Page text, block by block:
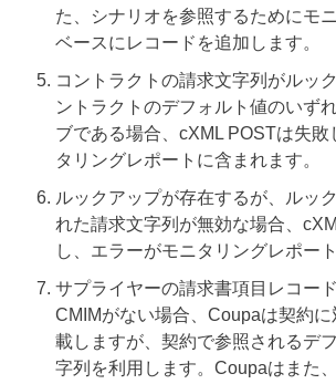
た、シナリオを参照するためにモ
ベースにレコードを追加します。
コントラクトの請求文字列がルッ
ントラクトのデフォルト値のいず
ブである場合、cXML POSTは失敗
タリングレポートに含まれます。
ルックアップが存在するが、ルッ
れた請求文字列が無効な場合、
し、エラーがモニタリングレポー
サプライヤーの請求書項目レコー
CMIMがない場合、Coupaは契約
載しますが、契約で参照されるデ
字列を利用します。Coupaはまた